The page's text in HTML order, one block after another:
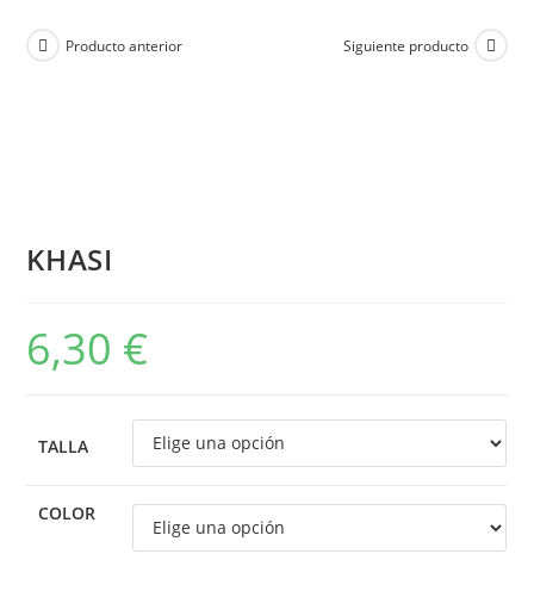
Producto anterior Siguiente producto
KHASI
6,30 €
TALLA
COLOR